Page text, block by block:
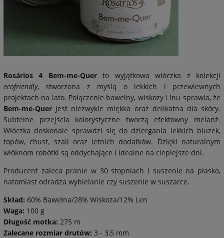
Rosários 4 Bem-me-Querto wyjątkowa włóczka z kolekcji
ecofriendly, stworzona z myślą o lekkich i przewiewnych
projektach na lato. Połączenie bawełny, wiskozy i lnu sprawia, że
Bem-me-Quer jest niezwykle miękka oraz delikatna dla skóry.
Subtelne przejścia kolorystyczne tworzą efektowny melanż.
Włóczka doskonale sprawdzi się do dziergania lekkich bluzek,
topów, chust, szali oraz letnich dodatków. Dzięki naturalnym
włóknom robótki są oddychające i idealne na cieplejsze dni.
Producent zaleca pranie w 30 stopniach i suszenie na płasko,
natomiast odradza wybielanie czy suszenie w suszarce.
Skład: 60% Bawełna/28% Wiskoza/12% Len
Waga: 100 g
Długość motka: 275 m
Zalecane rozmiar drutów: 3 - 3,5 mm